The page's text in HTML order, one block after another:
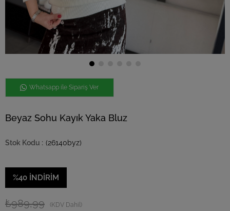
Whatsapp ile Sipariş Ver
Beyaz Sohu Kayık Yaka Bluz
(26140byz)
%40 İNDIRIM
₺989,99 (KDV Dahil)